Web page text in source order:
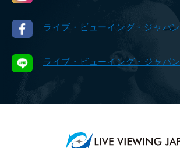
ライブ・ビューイング・ジャパン
ライブ・ビューイング・ジャパン